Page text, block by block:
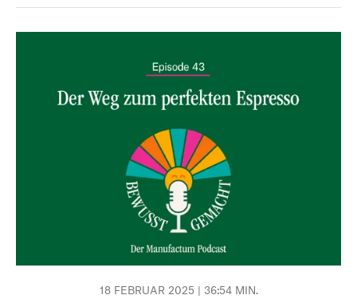
info@manufactum.de oder die
Abmeldemöglichkeit am Ende eines jeden
Datenschutzinformationenhabe ich zur Kenntnis
genommen.
18 FEBRUAR 2025 | 36:54 MIN.